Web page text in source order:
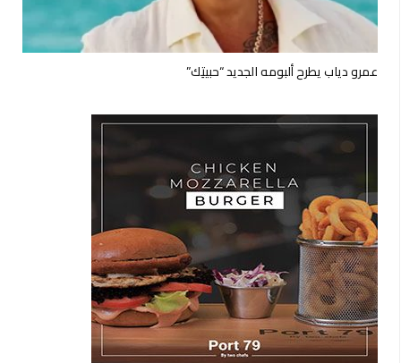
عمرو دياب يطرح ألبومه الجديد “حبيتِك”